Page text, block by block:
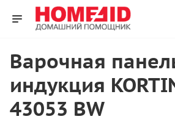
Варочная
индукция
43053 BW